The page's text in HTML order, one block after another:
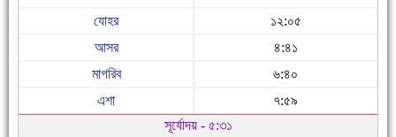
যোহর
১২:০৫
আসর
৪:৪১
মাগরিব
৬:৪০
এশা
৭:৫৯
সূর্যোদয় - ৫:৩১